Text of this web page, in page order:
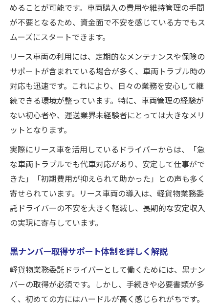
めることが可能です。車両購入の費用や維持管理の手間
が不要となるため、資金面で不安を感じている方でもス
ムーズにスタートできます。
リース車両の利用には、定期的なメンテナンスや保険の
サポートが含まれている場合が多く、車両トラブル時の
対応も迅速です。これにより、日々の業務を安心して継
続できる環境が整っています。特に、車両管理の経験が
ない初心者や、運送業界未経験者にとっては大きなメリ
ットとなります。
実際にリース車を活用しているドライバーからは、「急
な車両トラブルでも代車対応があり、安定して仕事がで
きた」「初期費用が抑えられて助かった」との声も多く
寄せられています。リース車両の導入は、軽貨物業務委
託ドライバーの不安を大きく軽減し、長期的な安定収入
の実現に寄与しています。
黒ナンバー取得サポート体制を詳しく解説
軽貨物業務委託ドライバーとして働くためには、黒ナン
バーの取得が必須です。しかし、手続きや必要書類が多
く、初めての方にはハードルが高く感じられがちです。